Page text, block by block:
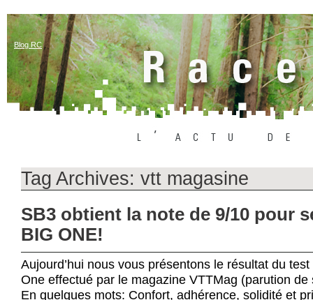
Blog RC
Tag Archives: vtt magasine
SB3 obtient la note de 9/10 pour
BIG ONE!
Aujourd’hui nous vous présentons le résultat du
One effectué par le magazine VTTMag (parution de
En quelques mots: Confort, adhérence, solidité et